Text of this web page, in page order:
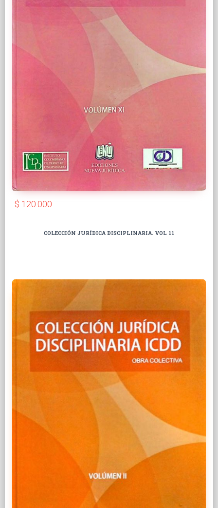
$ 120.000
COLECCIÓN JURÍDICA DISCIPLINARIA. VOL 11